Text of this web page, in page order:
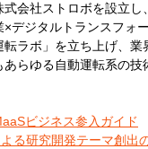
式会社ストロボを設立
×デジタルトランスフォ
転ラボ」を立ち上げ、
あらゆる自動運転系の技
ビジネス参入ガイド
る研究開発テーマ創出